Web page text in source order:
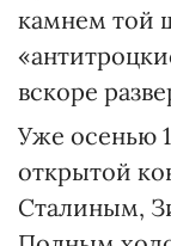
камнем той
вскоре
Уже осенью
открытой
Сталиным,